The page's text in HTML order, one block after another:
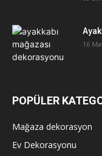
16
POPÜLER
Mağaza dekorasyon
Ev Dekorasyonu